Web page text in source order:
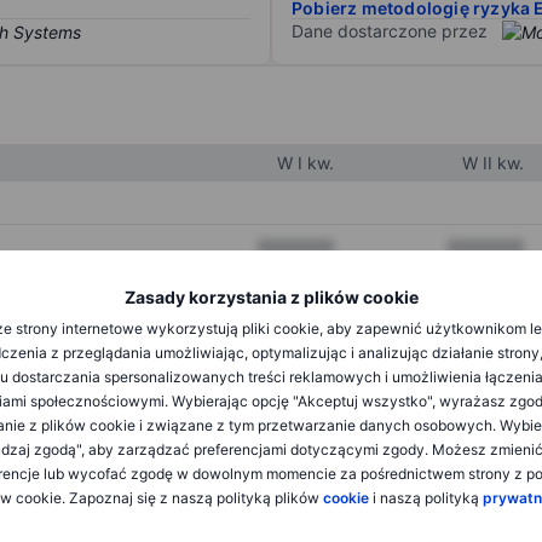
Zasady korzystania z plików cookie
strony internetowe wykorzystują pliki cookie, aby zapewnić użytkownikom
z przeglądania umożliwiając, optymalizując i analizując działanie
dostarczania spersonalizowanych treści reklamowych i umożliwienia
społecznościowymi. Wybierając opcję "Akceptuj wszystko", wyrażasz
z plików cookie i związane z tym przetwarzanie danych osobowych.
zgodą", aby zarządzać preferencjami dotyczącymi zgody. Możesz
lub wycofać zgodę w dowolnym momencie za pośrednictwem strony z
cookie. Zapoznaj się z naszą polityką plików cookie i naszą polityką
Pobierz metodologię ryzyka
Dane dostarczone przez
W I kw. W II kw.
XXXXXXX XXXXXXX
XXXXXXX
XXXXXXX XXXXXXX
XXXXXXX XXXXXXX
XXXXXXX